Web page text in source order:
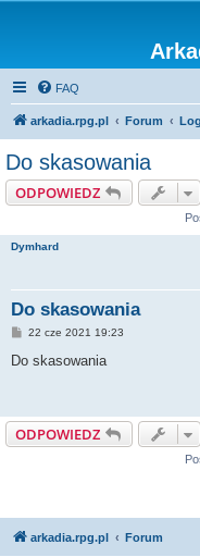
FAQ
arkadia.rpg.pl Forum
Do skasowania
ODPOWIEDZ
Dymhard
Do skasowania
P
s
22 cze 2021 19:23
Do skasowania
ODPOWIEDZ
arkadia.rpg.pl Forum